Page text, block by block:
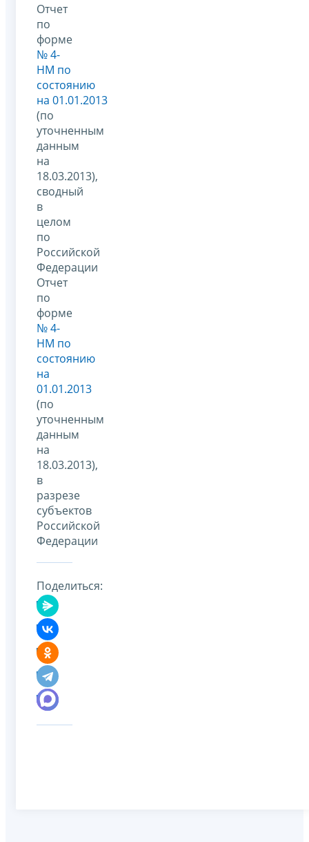
Отчет
по
форме
№ 4-
НМ по
состоянию
на 01.01.2013
(по
уточненным
данным
на
18.03.2013),
сводный
в
целом
по
Российской
Федерации
Отчет
по
форме
№ 4-
НМ по
состоянию
на
01.01.2013
(по
уточненным
данным
на
18.03.2013),
в
разрезе
субъектов
Российской
Федерации
Поделиться: